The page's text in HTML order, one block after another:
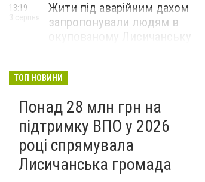
Жити під аварійним дахом
запропонували людям в
окупованому Лисичанську
13:19
3 серпня
ТОП НОВИНИ
Понад 28 млн грн на
підтримку ВПО у 2026
році спрямувала
Лисичанська громада